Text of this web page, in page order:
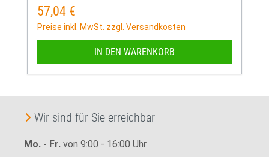
Regulärer Preis:
57,04 €
Preise inkl. MwSt. zzgl. Versandkosten
IN DEN WARENKORB
Wir sind für Sie erreichbar
Mo. - Fr. von 9:00 - 16:00 Uhr